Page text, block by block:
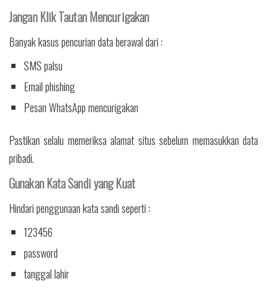
Jangan Klik Tautan Mencurigakan
Banyak kasus pencurian data berawal dari :
SMS palsu
Email phishing
Pesan WhatsApp mencurigakan
Pastikan selalu memeriksa alamat situs sebelum memasukkan data
pribadi.
Gunakan Kata Sandi yang Kuat
Hindari penggunaan kata sandi seperti :
123456
password
tanggal lahir